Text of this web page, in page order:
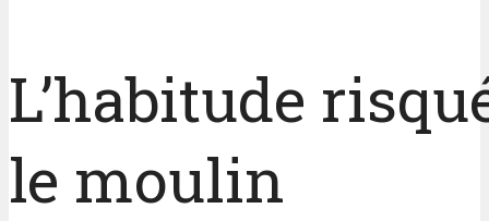
L’habitude
le moulin